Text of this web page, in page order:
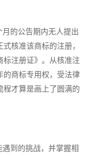
的公告期内无人提出
核准该商标的注册，
标注册证》。从核准注
的商标专用权，受法律
程才算是画上了圆满的
到的挑战，并掌握相